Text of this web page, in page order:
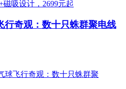
行奇观：数十只蛛群聚电线